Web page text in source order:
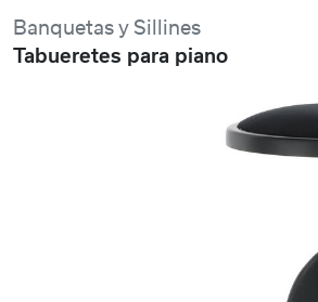
Banquetas y Sillines
Tabueretes para piano